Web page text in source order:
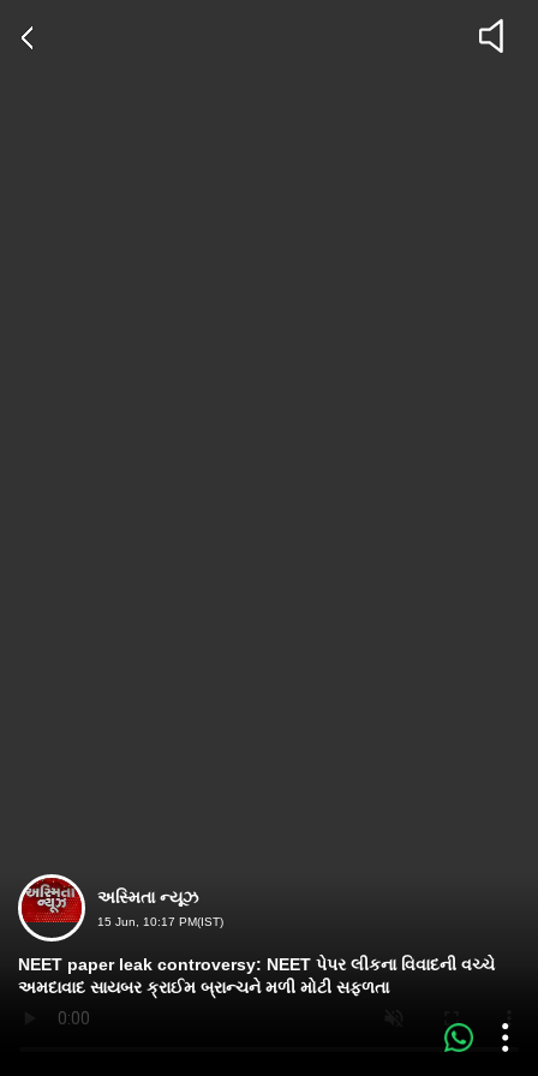
અસ્મિતા ન્યૂઝ
15 Jun, 10:17 PM(IST)
NEET paper leak controversy: NEET પેપર લીકના વિવાદની વચ્ચે
અમદાવાદ સાયબર ક્રાઈમ બ્રાન્ચને મળી મોટી સફળતા